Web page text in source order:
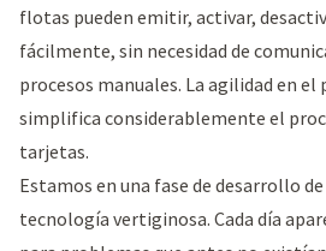
flotas pueden emitir, activar,
fácilmente, sin necesidad de
procesos manuales. La agilidad en el
simplifica considerablemente el
tarjetas.
Estamos en una fase de desarrollo
tecnología vertiginosa. Cada día